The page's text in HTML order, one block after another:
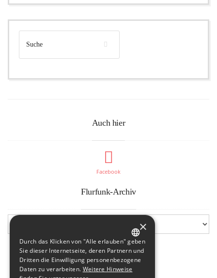
Auch hier
Facebook
Flurfunk-Archiv
GERMAN
ENGLISH
×
Durch das Klicken von "Alle erlauben" geben
Sie dieser Internetseite, deren Partnern und
Dritten die Einwilligung personenbezogene
Daten zu verarbeiten. Weitere Hinweise